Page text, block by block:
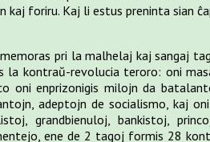
kaj foriru. Kaj li estus preninta sian
pri la malhelaj kaj sangaj
la kontraŭ-revolucia teroro: oni
oni enprizonigis milojn da
adeptojn de socialismo, kaj
grandbienuloj, bankistoj,
ene de 2 tagoj formis 28